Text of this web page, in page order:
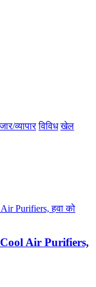
व्यापार विविध खेल
Cool Air Purifiers,